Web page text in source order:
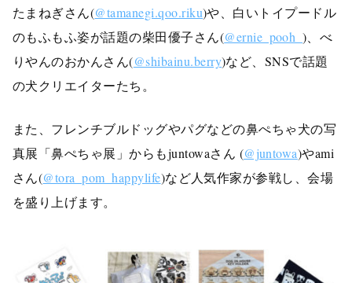
たまねぎさん(@tamanegi.qoo.riku)や、白いトイプードル
のもふもふ姿が話題の柴田優子さん(@ernie_pooh_ )、べ
りやんのおかんさん(@shibainu.berry)など、SNSで話題
の犬クリエイターたち。
また、フレンチブルドッグやパグなどの鼻ぺちゃ犬の写
真展「鼻ぺちゃ展」からもjuntowaさん (@juntowa)やami
さん(@tora_pom_happylife)など人気作家が参戦し、会場
を盛り上げます。